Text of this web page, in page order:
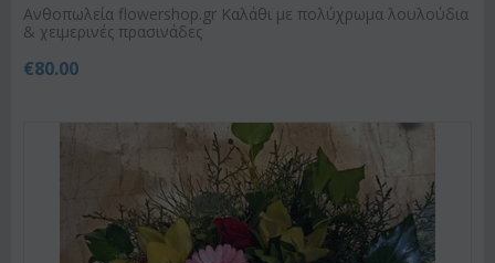
Ανθοπωλεία flowershop.gr Καλάθι με πολύχρωμα λουλούδια
& χειμερινές πρασινάδες
€80.00